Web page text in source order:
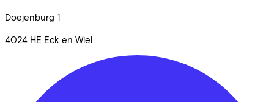
Doejenburg 1
4024 HE Eck en Wiel